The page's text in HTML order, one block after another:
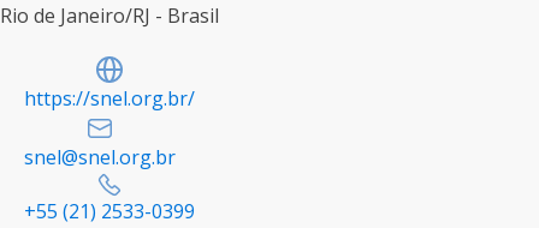
Rio de Janeiro/RJ - Brasil
https://snel.org.br/
snel@snel.org.br
+55 (21) 2533-0399